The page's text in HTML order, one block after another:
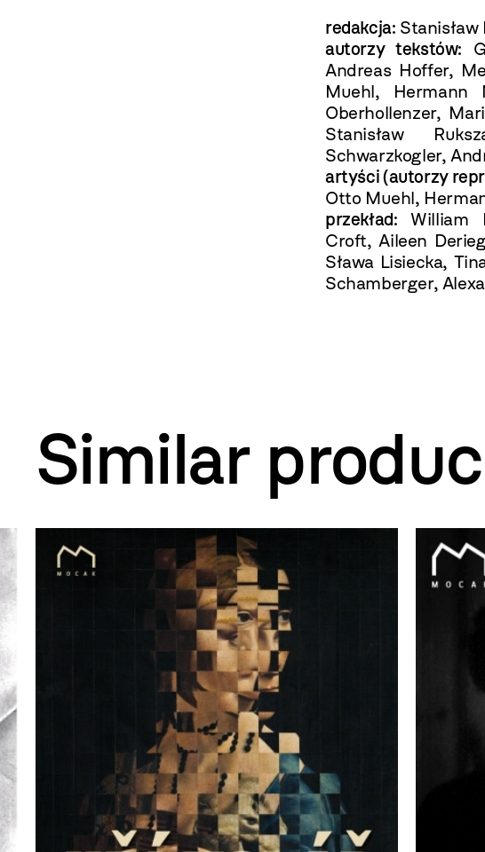
redakcja: Stanisław
autorzy tekstów:
Andreas Hoffer,
Muehl, Hermann
Oberhollenzer,
Stanisław
Schwarzkogler,
artyści (autorzy
Otto Muehl,
przekład:William
Croft, Aileen
Sława Lisiecka,
Schamberger,
Similar